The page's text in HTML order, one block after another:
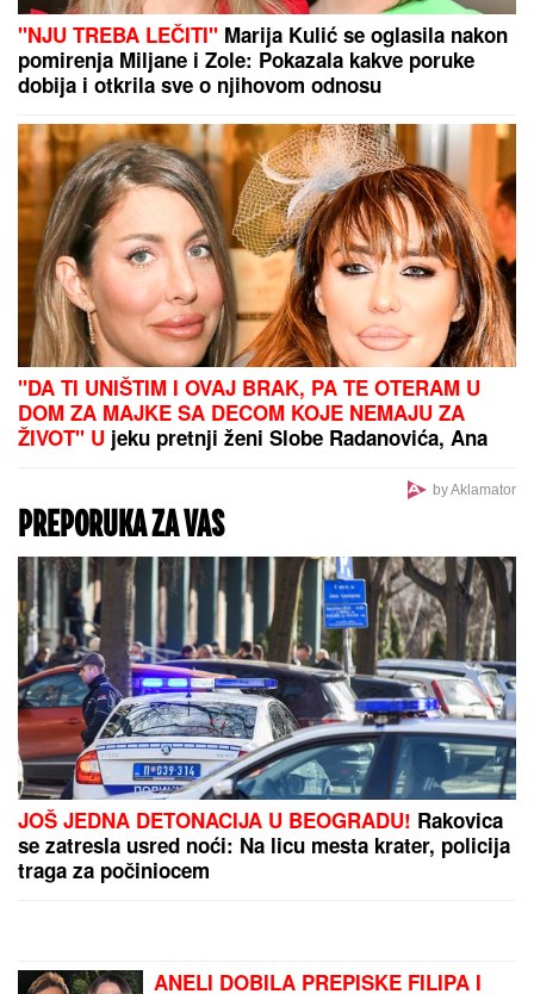
"VOLIM STARIJE DEVOJKE"Mina i Viktor
progovorili o PRESELJENJU I BRAKU, pa OPLELI
po rijaliti učesnicima: "Ledena kraljica je opelješila
deda Daneta (VIDEO)
"Zvezda mi nije isplatila osam
plata"! Rajaković otkrio zašto je
napustio crveno-bele